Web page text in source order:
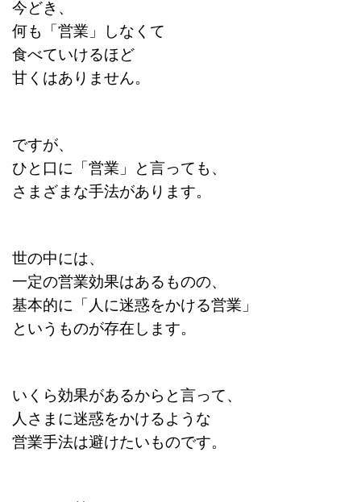
今どき、
何も「営業」しなくて
食べていけるほど
甘くはありません。
ですが、
ひと口に「営業」と言っても、
さまざまな手法があります。
世の中には、
一定の営業効果はあるものの、
基本的に「人に迷惑をかける営業」
というものが存在します。
いくら効果があるからと言って、
人さまに迷惑をかけるような
営業手法は避けたいものです。